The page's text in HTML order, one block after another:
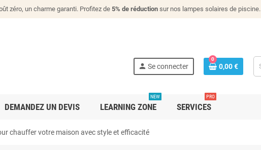
zéro, un charme garanti. Profitez de 5% de réduction sur nos lampes solaires de piscine.
person Se connecter
0
0,00 €
DEMANDEZ UN DEVIS LEARNING ZONE
NEW
SERVICES
PRO
chauffer votre maison avec style et efficacité